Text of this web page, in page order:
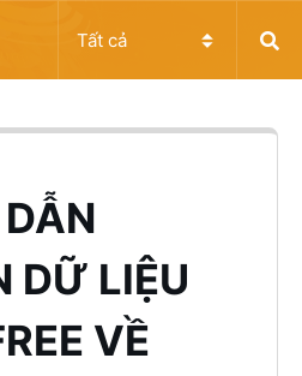
DỮ LIỆU
VỀ